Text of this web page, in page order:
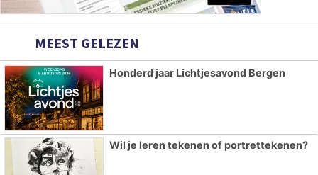
MEEST GELEZEN
Honderd jaar Lichtjesavond Bergen
Wil je leren tekenen of portrettekenen?